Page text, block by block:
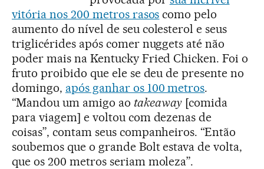
vitória nos 200 metros rasos como pelo
aumento do nível de seu colesterol e seus
triglicérides após comer nuggets até não
poder mais na Kentucky Fried Chicken. Foi o
fruto proibido que ele se deu de presente no
domingo, após ganhar os 100 metros.
“Mandou um amigo ao takeaway [comida
para viagem] e voltou com dezenas de
coisas”, contam seus companheiros. “Então
soubemos que o grande Bolt estava de volta,
que os 200 metros seriam moleza”.